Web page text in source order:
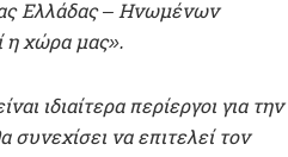
Ελλάδας – Ηνωμένων
η χώρα μας».
ιδιαίτερα περίεργοι για την
να επιτελεί τον